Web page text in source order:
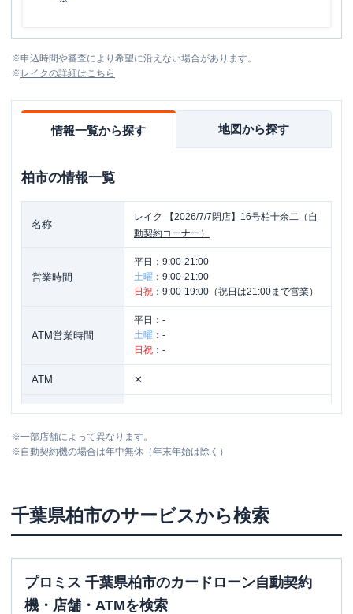
※申込時間や審査により希望に沿えない場合があります。
※ レイクの詳細はこちら
情報一覧から探す 地図から探す
柏市の情報一覧
名称
レイク
【2026/7/7閉店】16号柏十余二（自
動契約コーナー）
営業時間
平日： 9:00-21:00
土曜 ： 9:00-21:00
日祝 ： 9:00-19:00（祝日は21:00まで営業）
ATM営業時間
平日： -
土曜 ： -
日祝 ： -
ATM ✕
住所 千葉県柏市十余二254番地103
平日： 9:00-21:00
ATM営業時間
平日：
土曜：-
日祝：-
※一部店舗によって異なります。
※自動契約機の場合は年中無休（年末年始は除く）
千葉県柏市のサービスから検索
プロミス 千葉県柏市のカードローン自動契約
機・店舗・ATMを検索